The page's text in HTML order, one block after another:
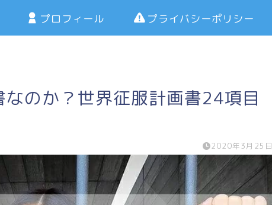
プロフィール プライバシーポリシー
のか？世界征服計画書24項目
2020年3月25日